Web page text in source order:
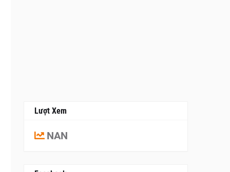
Lượt Xem
NAN